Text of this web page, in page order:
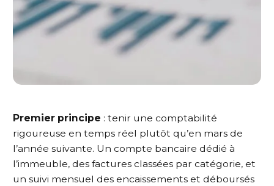
Premier principe : tenir une comptabilité
rigoureuse en temps réel plutôt qu’en mars de
l’année suivante. Un compte bancaire dédié à
l’immeuble, des factures classées par catégorie, et
un suivi mensuel des encaissements et déboursés